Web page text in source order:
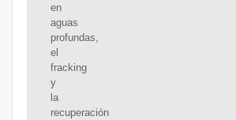
en
aguas
profundas,
el
fracking
y
la
recuperación